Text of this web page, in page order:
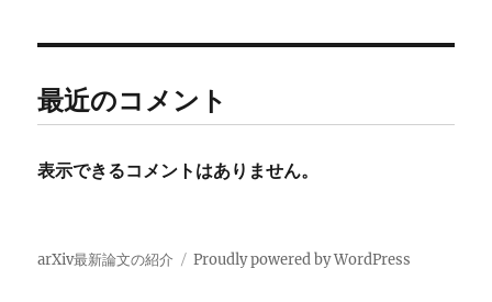
最近のコメント
表示できるコメントはありません。
arXiv最新論文の紹介 Proudly powered by WordPress